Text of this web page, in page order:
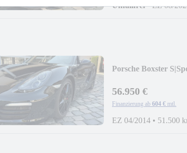
Unfallfrei•EZ 08/
Porsche Boxster
56.950 €
Finanzierung ab 604 € mtl.
EZ 04/2014 • 51.500